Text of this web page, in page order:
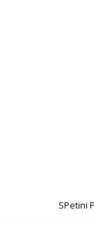
SPetini